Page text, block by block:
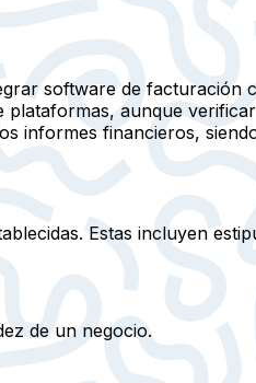
software de facturación
aunque
informes financieros,
Estas incluyen
de un negocio.